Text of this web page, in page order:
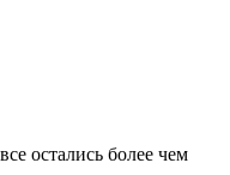
остались более чем